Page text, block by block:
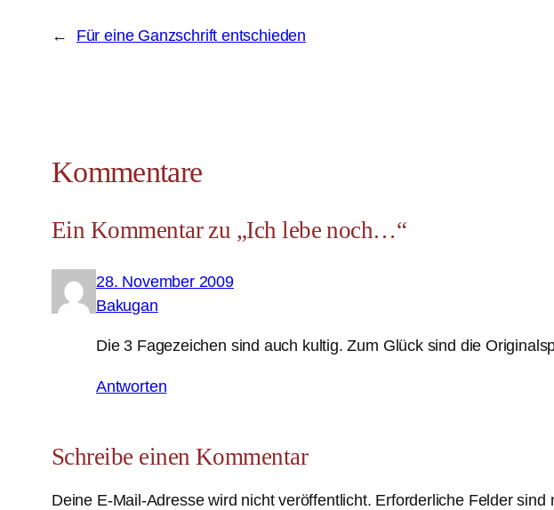
← Für eine Ganzschrift entschieden
Kommentare
Ein Kommentar zu „Ich lebe noch…“
28. November 2009
Bakugan
Die 3 Fagezeichen sind auch kultig. Zum Glück sind die
Antworten
Schreibe einen Kommentar
Deine E-Mail-Adresse wird nicht veröffentlicht. Erforderliche Felder sind